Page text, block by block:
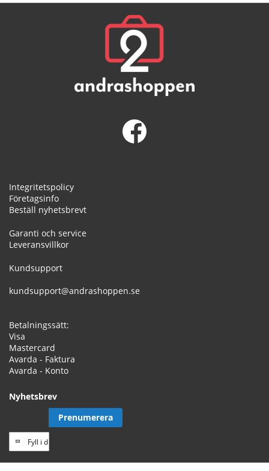
Integritetspolicy
Företagsinfo
Beställ nyhetsbrevt
Garanti och service
Leveransvillkor
Kundsupport
kundsupport@andrashoppen.se
Betalningssätt:
Visa
Mastercard
Avarda - Faktura
Avarda - Konto
Nyhetsbrev
Prenumerera
på
vårt
Prenumerera